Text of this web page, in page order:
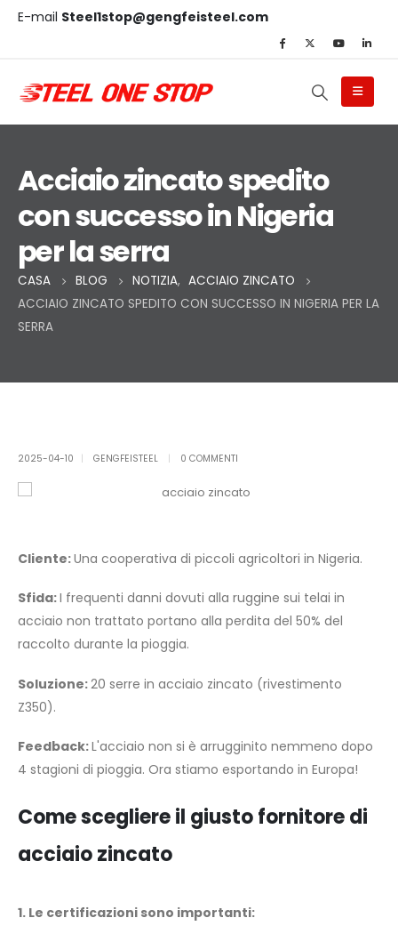
E-mail Steel1stop@gengfeisteel.com
Acciaio zincato spedito
con successo in Nigeria
per la serra
CASA BLOG NOTIZIA, ACCIAIO ZINCATO
ACCIAIO ZINCATO SPEDITO CON SUCCESSO IN NIGERIA PER LA
SERRA
2025-04-10 GENGFEISTEEL 0 COMMENTI
Cliente:Una cooperativa di piccoli agricoltori in Nigeria.
Sfida:I frequenti danni dovuti alla ruggine sui telai in
acciaio non trattato portano alla perdita del 50% del
raccolto durante la pioggia.
Soluzione:20 serre in acciaio zincato (rivestimento
Z350).
Feedback:L'acciaio non si è arrugginito nemmeno dopo
4 stagioni di pioggia. Ora stiamo esportando in Europa!
Come scegliere il giusto fornitore di
acciaio zincato
1. Le certificazioni sono importanti: